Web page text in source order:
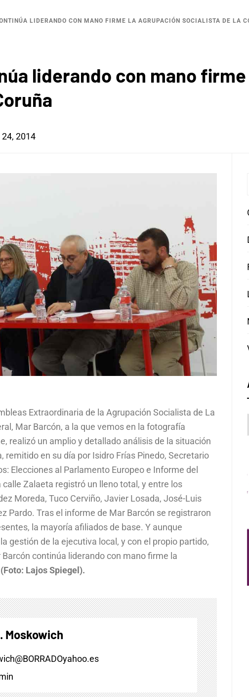
LIDERANDO CON MANO FIRME LA AGRUPACIÓN SOCIALISTA DE LA
liderando con mano
2014
Extraordinaria de la Agrupación Socialista de La
Mar Barcón, a la que vemos en la fotografía
realizó un amplio y detallado análisis de la situación
remitido en su día por Isidro Frías Pinedo, Secretario
Elecciones al Parlamento Europeo e Informe del
Zalaeta registró un lleno total, y entre los
Moreda, Tuco Cerviño, Javier Losada, José-Luis
Pardo. Tras el informe de Mar Barcón se registraron
la mayoría afiliados de base. Y aunque
gestión de la ejecutiva local, y con el propio partido,
continúa liderando con mano firme la
(Foto: Lajos Spiegel).
Moskowich